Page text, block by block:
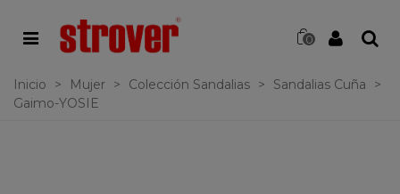
0
Inicio > Mujer > Colección Sandalias > Sandalias Cuña
>
Gaimo-YOSIE